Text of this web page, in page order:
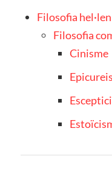
Filosofia
Filosofia
Cinisme